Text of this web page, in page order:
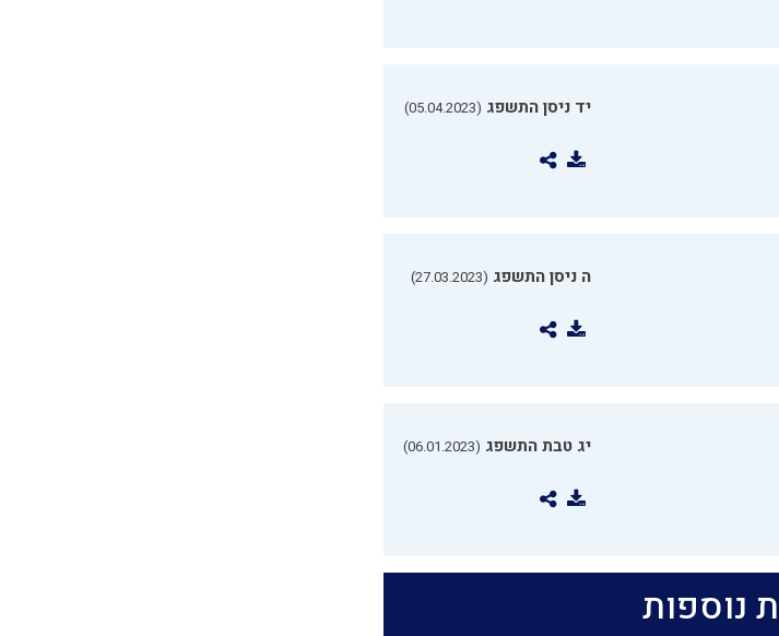
יד ניסן התשפג (05.04.2023)
ה ניסן התשפג (27.03.2023)
יג טבת התשפג (06.01.2023)
נוספות